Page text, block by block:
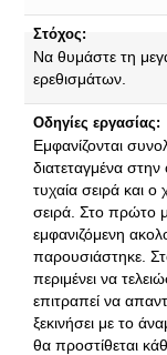
Στόχος:
Να θυμάστε τη
ερεθισμάτων.
Οδηγίες εργασίας:
Εμφανίζονται
διατεταγμένα
τυχαία σειρά και
σειρά. Στο πρώτο
εμφανιζόμενη
παρουσιάστηκε.
περιμένει να
επιτραπεί να
ξεκινήσει με το
θα προστίθεται